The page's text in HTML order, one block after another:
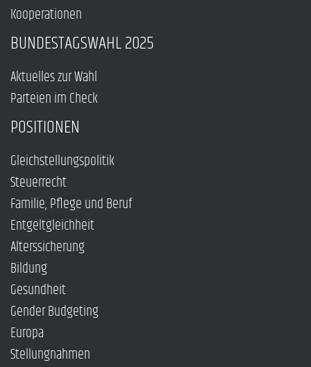
Kooperationen
BUNDESTAGSWAHL 2025
Aktuelles zur Wahl
Parteien im Check
POSITIONEN
Gleichstellungspolitik
Steuerrecht
Familie, Pflege und Beruf
Entgeltgleichheit
Alterssicherung
Bildung
Gesundheit
Gender Budgeting
Europa
Stellungnahmen